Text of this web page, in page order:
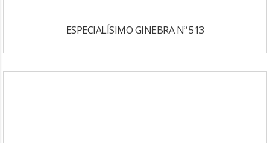
ESPECIALÍSIMO GINEBRA Nº 513